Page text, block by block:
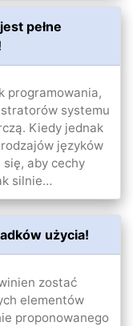
pełne
programowania,
systemu
Kiedy jednak
języków
aby cechy
silnie…
użycia!
zostać
elementów
proponowanego